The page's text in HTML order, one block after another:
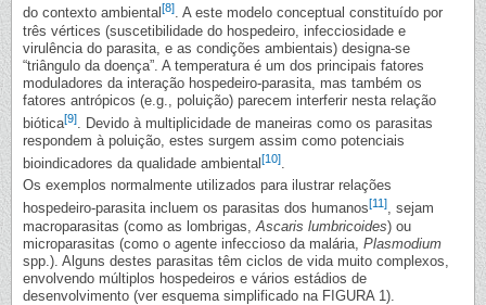
do contexto ambiental [8]. A este modelo conceptual constituído por
três vértices (suscetibilidade do hospedeiro, infecciosidade e
virulência do parasita, e as condições ambientais) designa-se
“triângulo da doença”. A temperatura é um dos principais fatores
moduladores da interação hospedeiro-parasita, mas também os
fatores antrópicos (e.g., poluição) parecem interferir nesta relação
biótica[9]
. Devido à multiplicidade de maneiras como os parasitas
respondem à poluição, estes surgem assim como potenciais
bioindicadores da qualidade ambiental[10].
Os exemplos normalmente utilizados para ilustrar relações
hospedeiro-parasita incluem os parasitas dos humanos[11], sejam
macroparasitas (como as lombrigas, Ascaris lumbricoides) ou
microparasitas (como o agente infeccioso da malária, Plasmodium
spp.). Alguns destes parasitas têm ciclos de vida muito complexos,
envolvendo múltiplos hospedeiros e vários estádios de
desenvolvimento (ver esquema simplificado na FIGURA 1).